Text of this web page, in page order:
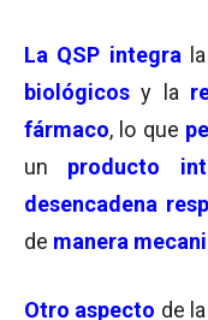
La QSP integra la
biológicos y la
fármaco, lo que
un producto
desencadena
de manera
Otro aspecto de la